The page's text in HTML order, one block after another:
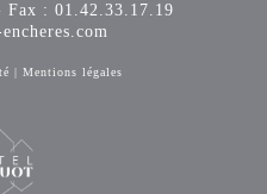
: 01.42.33.17.19
| Mentions légales